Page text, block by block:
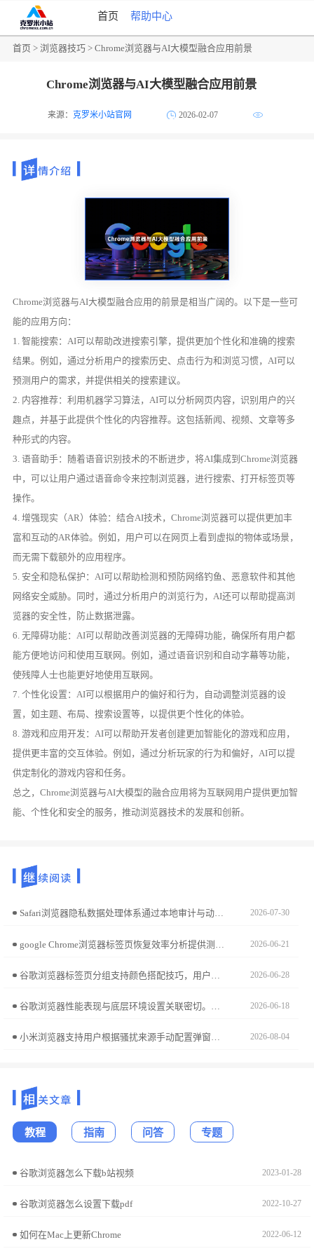
首页 帮助中心
首页 >浏览器技巧 > Chrome浏览器与AI大模型融合应用前景
Chrome浏览器与AI大模型融合应用前景
来源：克罗米小站官网 2026-02-07
Chrome浏览器与AI大模型融合应用的前景是相当广阔的。以下是一些可
能的应用方向：
1. 智能搜索：AI可以帮助改进搜索引擎，提供更加个性化和准确的搜索
结果。例如，通过分析用户的搜索历史、点击行为和浏览习惯，AI可以
预测用户的需求，并提供相关的搜索建议。
2. 内容推荐：利用机器学习算法，AI可以分析网页内容，识别用户的兴
趣点，并基于此提供个性化的内容推荐。这包括新闻、视频、文章等多
种形式的内容。
3. 语音助手：随着语音识别技术的不断进步，将AI集成到Chrome浏览器
中，可以让用户通过语音命令来控制浏览器，进行搜索、打开标签页等
操作。
4. 增强现实（AR）体验：结合AI技术，Chrome浏览器可以提供更加丰
富和互动的AR体验。例如，用户可以在网页上看到虚拟的物体或场景，
而无需下载额外的应用程序。
5. 安全和隐私保护：AI可以帮助检测和预防网络钓鱼、恶意软件和其他
网络安全威胁。同时，通过分析用户的浏览行为，AI还可以帮助提高浏
览器的安全性，防止数据泄露。
6. 无障碍功能：AI可以帮助改善浏览器的无障碍功能，确保所有用户都
能方便地访问和使用互联网。例如，通过语音识别和自动字幕等功能，
使残障人士也能更好地使用互联网。
7. 个性化设置：AI可以根据用户的偏好和行为，自动调整浏览器的设
置，如主题、布局、搜索设置等，以提供更个性化的体验。
8. 游戏和应用开发：AI可以帮助开发者创建更加智能化的游戏和应用，
提供更丰富的交互体验。例如，通过分析玩家的行为和偏好，AI可以提
供定制化的游戏内容和任务。
总之，Chrome浏览器与AI大模型的融合应用将为互联网用户提供更加智
能、个性化和安全的服务，推动浏览器技术的发展和创新。
Safari浏览器隐私数据处理体系通过本地审计与动态隔离构建安全屏障。本文解析该架构的核心技术逻辑，带您深入理解苹果对跨站追踪行为的主动阻断防御体系。 2026-07-30
2026-06-21
2026-06-28
谷歌浏览器性能表现与底层环境设置关联密切。本参数调优清单盘点高频影响响应速率的设置选项，通过精细化微调与环境重置，助您彻底消除性能瓶颈，打造高性能工作台。 2026-06-18
小米浏览器支持用户根据骚扰来源手动配置弹窗拦截规则。本实操教程指导您如何通过深入的拦截设置，打造专属于您的深度屏蔽方案，有效杜绝各类恶意干扰广告，营造一个干净、专注且安全的网页浏览生态。 2026-08-04
教程 指南 问答 专题
谷歌浏览器怎么下载b站视频 2023-01-28
谷歌浏览器怎么设置下载pdf 2022-10-27
如何在Mac上更新Chrome 2022-06-12